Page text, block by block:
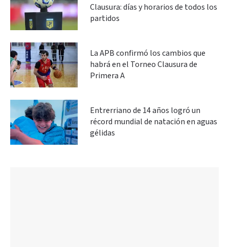
Clausura: días y horarios de todos los
partidos
La APB confirmó los cambios que
habrá en el Torneo Clausura de
Primera A
Entrerriano de 14 años logró un
récord mundial de natación en aguas
gélidas